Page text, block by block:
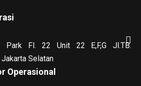
Park Fl. 22 Unit 22 E,F,G Jl.TB.
Selatan
Operasional